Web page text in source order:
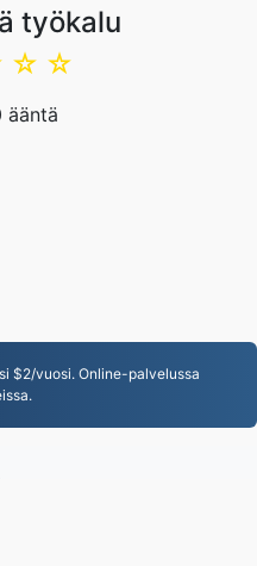
työkalu
☆
☆
ääntä
$2/vuosi. Online-palvelussa